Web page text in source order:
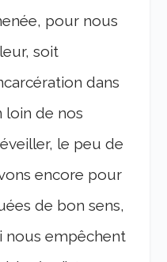
pour nous
soit
dans
loin de nos
le peu de
encore pour
de bon sens,
nous empêchent